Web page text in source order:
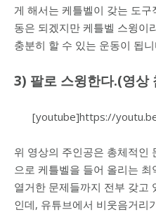
게 해서는 케틀벨이 갖는 도
동은 되겠지만 케틀벨 스윙이
충분히 할 수 있는 운동이 됩니
3) 팔로 스윙한다.(영상
[youtube]https://
위 영상의 주인공은 총체적인
으로 케틀벨을 들어 올리는
열거한 문제들까지 전부 갖고
인데, 유튜브에서 비웃음거리